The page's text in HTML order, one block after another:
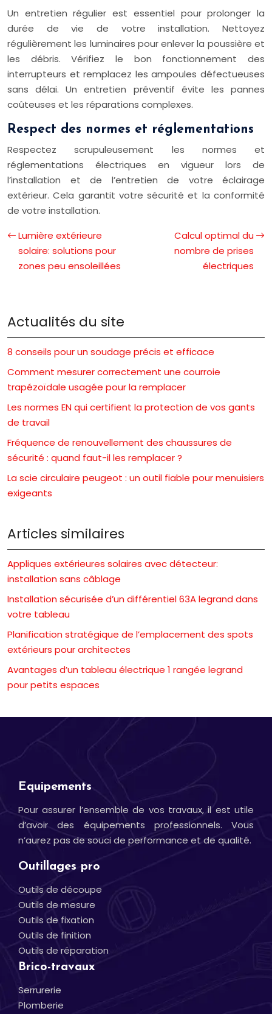
Un entretien régulier est essentiel pour prolonger la
durée de vie de votre installation. Nettoyez
régulièrement les luminaires pour enlever la poussière et
les débris. Vérifiez le bon fonctionnement des
interrupteurs et remplacez les ampoules défectueuses
sans délai. Un entretien préventif évite les pannes
coûteuses et les réparations complexes.
Respect des normes et réglementations
Respectez scrupuleusement les normes et
réglementations électriques en vigueur lors de
l’installation et de l’entretien de votre éclairage
extérieur. Cela garantit votre sécurité et la conformité
de votre installation.
Lumière extérieure
solaire: solutions pour
zones peu ensoleillées
Calcul optimal du
nombre de prises
électriques
Actualités du site
8 conseils pour un soudage précis et efficace
Comment mesurer correctement une courroie
trapézoïdale usagée pour la remplacer
Les normes EN qui certifient la protection de vos gants
de travail
Fréquence de renouvellement des chaussures de
sécurité : quand faut-il les remplacer ?
La scie circulaire peugeot : un outil fiable pour menuisiers
exigeants
Articles similaires
Appliques extérieures solaires avec détecteur:
installation sans câblage
Installation sécurisée d’un différentiel 63A legrand dans
votre tableau
Planification stratégique de l’emplacement des spots
extérieurs pour architectes
Avantages d’un tableau électrique 1 rangée legrand
pour petits espaces
Equipements
Pour assurer l’ensemble de vos travaux, il est utile
d’avoir des équipements professionnels. Vous
n’aurez pas de souci de performance et de qualité.
Outillages pro
Outils de découpe
Outils de mesure
Outils de fixation
Outils de finition
Outils de réparation
Brico-travaux
Serrurerie
Plomberie